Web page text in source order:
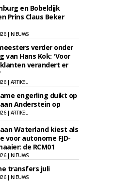
en Bobeldijk
Prins Claus Beker
| NIEUWS
verder onder
van Hans Kok: 'Voor
verandert er
| ARTIKEL
engerling duikt op
Anderstein op
| ARTIKEL
Waterland kiest als
voor autonome FJD-
de RCM01
| NIEUWS
transfers juli
| NIEUWS